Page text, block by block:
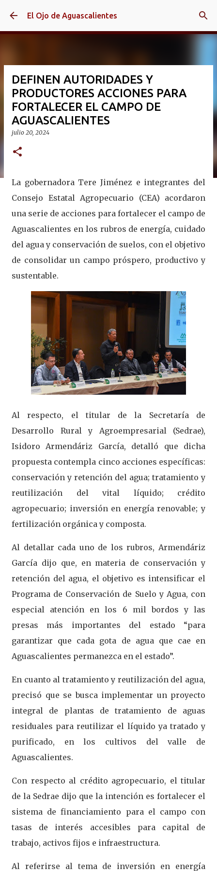
Ir al contenido principal
El Ojo de Aguascalientes
DEFINEN AUTORIDADES Y
PRODUCTORES ACCIONES PARA
FORTALECER EL CAMPO DE
AGUASCALIENTES
julio 20, 2024
La gobernadora Tere Jiménez e integrantes del
Consejo Estatal Agropecuario (CEA) acordaron
una serie de acciones para fortalecer el campo de
Aguascalientes en los rubros de energía, cuidado
del agua y conservación de suelos, con el objetivo
de consolidar un campo próspero, productivo y
sustentable.
Al respecto, el titular de la Secretaría de
Desarrollo Rural y Agroempresarial (Sedrae),
Isidoro Armendáriz García, detalló que dicha
propuesta contempla cinco acciones específicas:
conservación y retención del agua; tratamiento y
reutilización del vital líquido; crédito
agropecuario; inversión en energía renovable; y
fertilización orgánica y composta.
Al detallar cada uno de los rubros, Armendáriz
García dijo que, en materia de conservación y
retención del agua, el objetivo es intensificar el
Programa de Conservación de Suelo y Agua, con
especial atención en los 6 mil bordos y las
presas más importantes del estado “para
garantizar que cada gota de agua que cae en
Aguascalientes permanezca en el estado”.
En cuanto al tratamiento y reutilización del agua,
precisó que se busca implementar un proyecto
integral de plantas de tratamiento de aguas
residuales para reutilizar el líquido ya tratado y
purificado, en los cultivos del valle de
Aguascalientes.
Con respecto al crédito agropecuario, el titular
de la Sedrae dijo que la intención es fortalecer el
sistema de financiamiento para el campo con
tasas de interés accesibles para capital de
trabajo, activos fijos e infraestructura.
Al referirse al tema de inversión en energía